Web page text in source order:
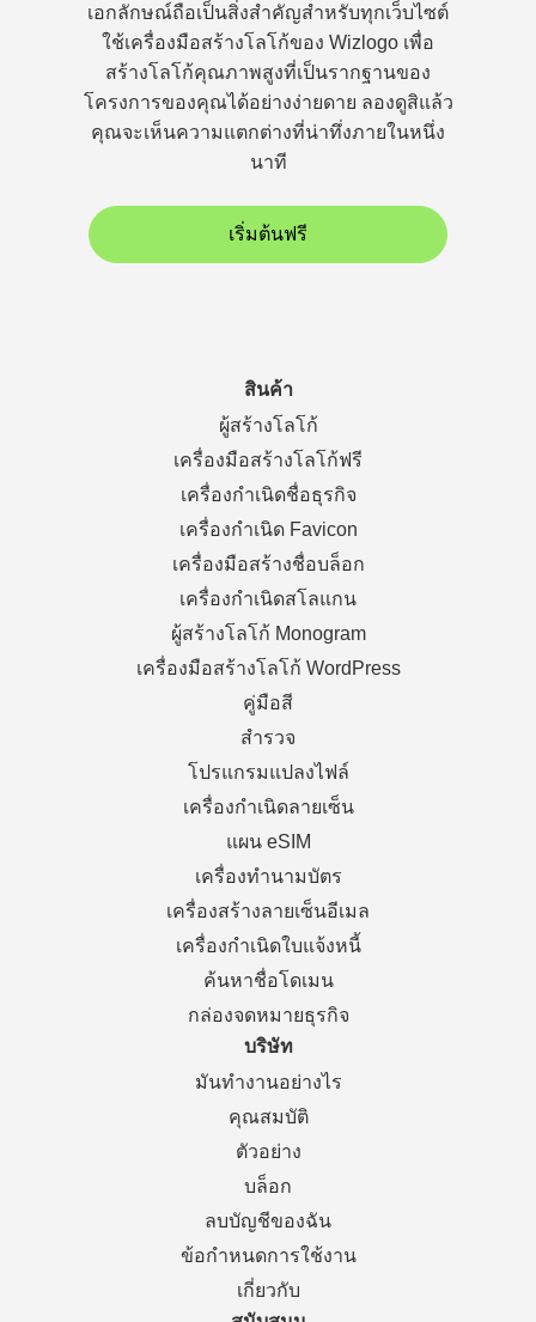
เอกลักษณ์ถือเป็นสิ่งสำคัญสำหรับทุกเว็บไซต์
ใช้เครื่องมือสร้างโลโก้ของ Wizlogo เพื่อ
สร้างโลโก้คุณภาพสูงที่เป็นรากฐานของ
โครงการของคุณได้อย่างง่ายดาย ลองดูสิแล้ว
คุณจะเห็นความแตกต่างที่น่าทึ่งภายในหนึ่ง
นาที
เริ่มต้นฟรี
สินค้า
ผู้สร้างโลโก้
เครื่องมือสร้างโลโก้ฟรี
เครื่องกำเนิดชื่อธุรกิจ
เครื่องกำเนิด Favicon
เครื่องมือสร้างชื่อบล็อก
เครื่องกำเนิดสโลแกน
ผู้สร้างโลโก้ Monogram
เครื่องมือสร้างโลโก้ WordPress
คู่มือสี
สำรวจ
โปรแกรมแปลงไฟล์
เครื่องกำเนิดลายเซ็น
แผน eSIM
เครื่องทำนามบัตร
เครื่องสร้างลายเซ็นอีเมล
เครื่องกำเนิดใบแจ้งหนี้
ค้นหาชื่อโดเมน
กล่องจดหมายธุรกิจ
บริษัท
มันทำงานอย่างไร
คุณสมบัติ
ตัวอย่าง
บล็อก
ลบบัญชีของฉัน
ข้อกำหนดการใช้งาน
เกี่ยวกับ